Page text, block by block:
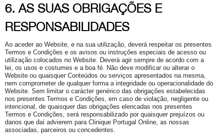
6. AS SUAS OBRIGAÇÕES E
RESPONSABILIDADES
Ao aceder ao Website, e na sua utilização, deverá respeitar os presentes
Termos e Condições e os avisos ou instruções especiais de acesso ou
utilização colocados no Website. Deverá agir sempre de acordo com a
lei, os usos e costumes e a boa fé. Não deve modificar ou alterar o
Website ou quaisquer Conteúdos ou serviços apresentados na mesma,
nem comprometer de qualquer forma a integridade ou operacionalidade do
Website. Sem limitar o carácter genérico das obrigações estabelecidas
nos presentes Termos e Condições, em caso de violação, negligente ou
intencional, de quaisquer das obrigações elencadas nos presentes
Termos e Condições, será responsabilizado por quaisquer prejuízos ou
danos que daí advierem para Clinique Portugal Online, as nossas
associadas, parceiros ou concedentes.